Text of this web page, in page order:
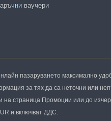
ваучери
пазаруването максимално
за тях да са неточни или
страница Промоции или до
и включват ДДС.